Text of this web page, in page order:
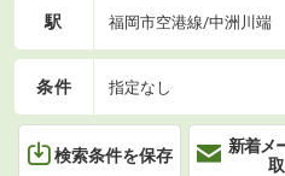
駅 福岡市空港線/中洲川端
条件 指定なし
検索条件を保存
新着メ